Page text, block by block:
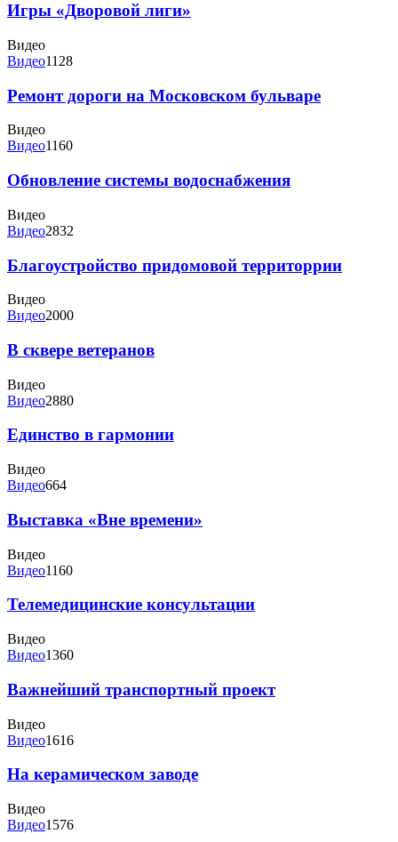
Игры «Дворовой лиги»
Видео
Видео1128
Ремонт дороги на Московском бульваре
Видео
Видео1160
Обновление системы водоснабжения
Видео
Видео2832
Благоустройство придомовой территоррии
Видео
Видео2000
В сквере ветеранов
Видео
Видео2880
Единство в гармонии
Видео
Видео664
Выставка «Вне времени»
Видео
Видео1160
Телемедицинские консультации
Видео
Видео1360
Важнейший транспортный проект
Видео
Видео1616
На керамическом заводе
Видео
Видео1576